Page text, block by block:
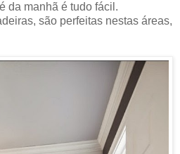
da manhã é tudo fácil.
são perfeitas nestas áreas,